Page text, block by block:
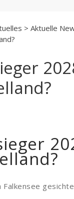
> Aktuelle
Falkensee